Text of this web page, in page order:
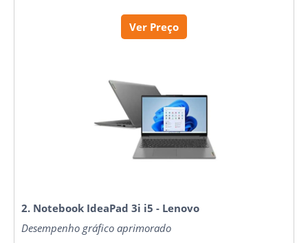
Ver Preço
2. Notebook IdeaPad 3i i5 - Lenovo
Desempenho gráfico aprimorado